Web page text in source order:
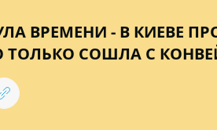
ВРЕМЕНИ - В КИЕВЕ
ТОЛЬКО СОШЛА С